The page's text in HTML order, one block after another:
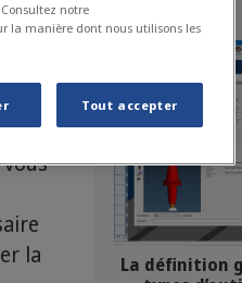
la
La définition
notre
la manière dont nous utilisons les
Tout accepter